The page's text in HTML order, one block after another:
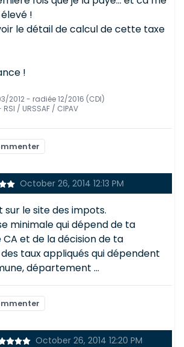
!
le détail de calcul de cette taxe
!
2012 - radiée 12/2016 (CDI)
/ URSSAF / CIPAV
October 26, 2014 12:13 PM
sur le site des impots.
minimale qui dépend de ta
et de la décision de ta
taux appliqués qui dépendent
département ...
October 26, 2014 12:20 PM